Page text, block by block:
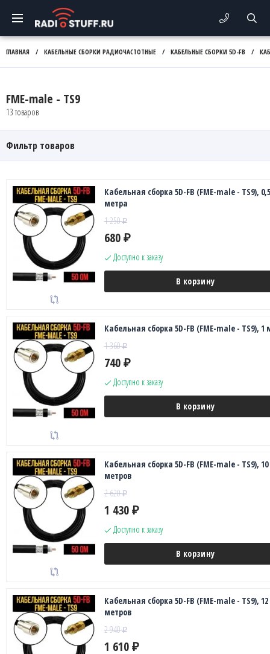
ГЛАВНАЯ / КАБЕЛЬНЫЕ СБОРКИ РАДИОЧАСТОТНЫЕ / КАБЕЛЬНЫЕ СБОРКИ 5D-FB /
FME-male - TS9
13 товаров
Фильтр товаров
Кабельная сборка 5D-FB (FME-male - TS9), 0,5
метра
1 250₽
680 ₽
Доступно к заказу
В корзину
Кабельная сборка 5D-FB (FME-male - TS9), 1
1 360₽
740 ₽
Доступно к заказу
В корзину
Кабельная сборка 5D-FB (FME-male - TS9), 10
метров
2 620₽
1 430 ₽
Доступно к заказу
В корзину
Кабельная сборка 5D-FB (FME-male - TS9), 12
метров
2 940₽
1 610 ₽